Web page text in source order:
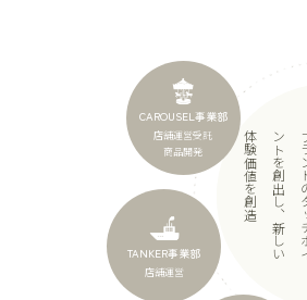
造
CAROUSEL事業部
店舗運営受託
商品開発
TANKER事業部
店舗運営